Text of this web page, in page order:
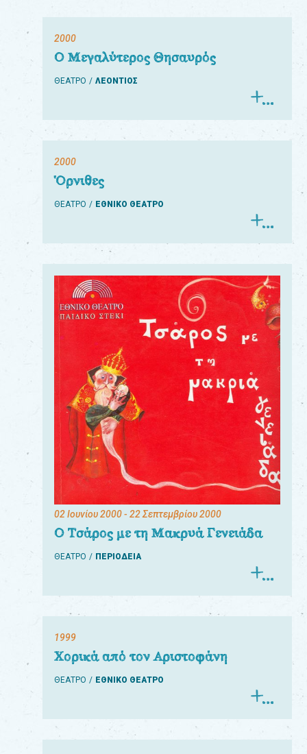
2000
Ο Μεγαλύτερος Θησαυρός
ΘΕΑΤΡΟ ΛΕΟΝΤΙΟΣ
2000
Όρνιθες
ΘΕΑΤΡΟ ΕΘΝΙΚΟ ΘΕΑΤΡΟ
02 Ιουνίου 2000- 22 Σεπτεμβρίου 2000
Ο Τσάρος με τη Μακρυά Γενειάδα
ΘΕΑΤΡΟ ΠΕΡΙΟΔΕΙΑ
1999
Χορικά από τον Αριστοφάνη
ΘΕΑΤΡΟ ΕΘΝΙΚΟ ΘΕΑΤΡΟ